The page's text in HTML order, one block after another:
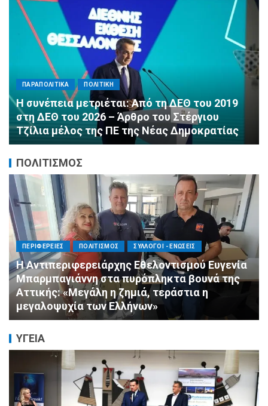
ΠΑΡΑΠΟΛΙΤΙΚΑ ΠΟΛΙΤΙΚΗ
Αλληλεγγύη χωρίς σύνορα: 1.500
εμφιαλωμένα νερά για τους πυροσβέστες στα
Μέγαρα από τη ΔΕΕΠ Α’ Αθηνών ΝΔ και τη 2η
ΔΗΜ.Τ.Ο.
ΠΟΛΙΤΙΣΜΟΣ
ΠΟΛΙΤΙΣΜΟΣ ΣΥΛΛΟΓΟΙ - ΕΝΩΣΕΙΣ
Πνιγμός: Ο Σιωπηλός Θάνατος που Δεν
Μοιάζει με τις Ταινίες
ΥΓΕΙΑ